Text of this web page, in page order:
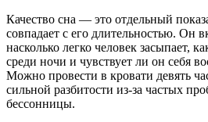
Качество сна — это отдельный
совпадает с его длительностью. Он
насколько легко человек засыпает,
среди ночи и чувствует ли он себя
Можно провести в кровати девять
сильной разбитости из-за частых
бессонницы.